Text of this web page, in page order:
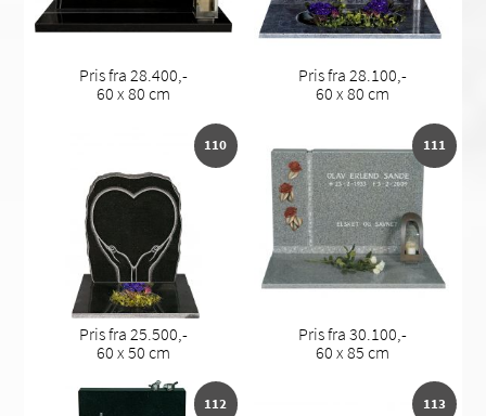
Pris fra 28.400,-
60 x 80 cm
Pris fra 28.100,-
60 x 80 cm
110
Pris fra 25.500,-
60 x 50 cm
111
Pris fra 30.100,-
60 x 85 cm
112 113